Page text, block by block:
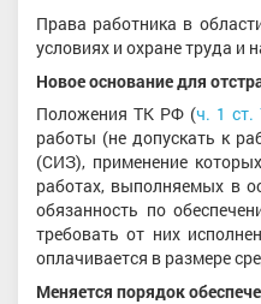
Права работника в
условиях и охране труда и
Новое основание для
Положения ТК РФ (ч. 1 ст.
работы (не допускать к
(СИЗ), применение
работах, выполняемых в
обязанность по
требовать от них
оплачивается в размере
Меняется порядок